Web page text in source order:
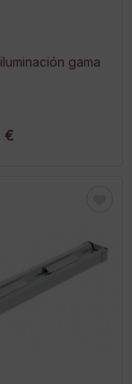
gama
€